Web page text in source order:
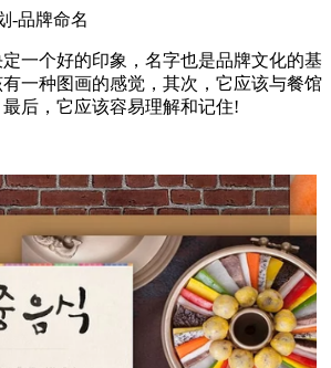
品牌命名
个好的印象，名字也是品牌文化的基
一种图画的感觉，其次，它应该与餐馆
后，它应该容易理解和记住!